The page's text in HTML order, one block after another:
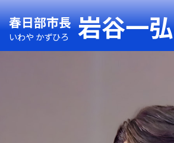
春日部市長
いわや かずひろ 岩谷一弘